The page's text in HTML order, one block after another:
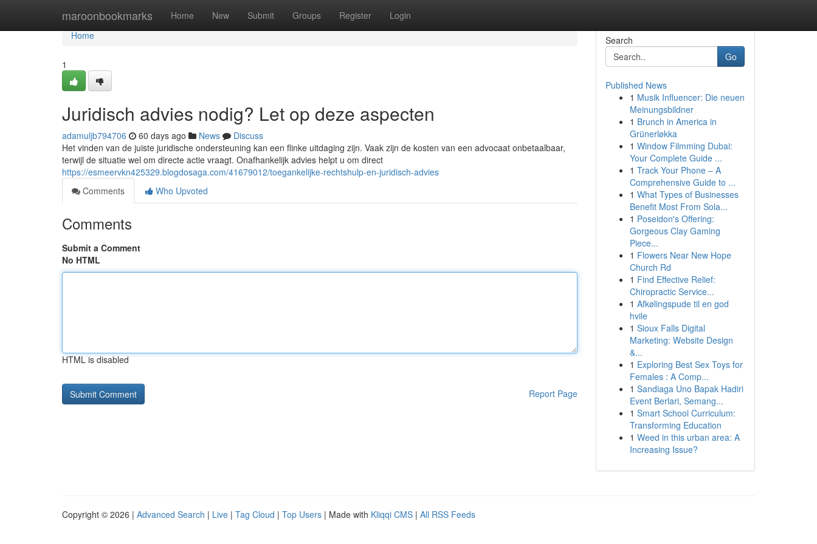
maroonbookmarks Home New Submit Groups Register Login
Home
Home
1
Juridisch advies nodig? Let op deze aspecten
adamuljb794706 60 days ago News
Discuss
Het vinden van de juiste juridische ondersteuning kan een flinke uitdaging zijn. Vaak zijn de kosten van een advocaat onbetaalbaar,
terwijl de situatie wel om directe actie vraagt. Onafhankelijk advies helpt u om direct
https://esmeervkn425329.blogdosaga.com/41679012/toegankelijke-rechtshulp-en-juridisch-advies
Comments
Who Upvoted
Comments
Submit a Comment
No HTML
HTML is disabled
Report Page
Search
Go
Published News
1 Musik Influencer: Die neuen
Meinungsbildner
1 Brunch in America in
Grünerløkka
1 Window Filmming Dubai:
Your Complete Guide ...
1 Track Your Phone – A
Comprehensive Guide to ...
1 What Types of Businesses
Benefit Most From Sola...
1 Poseidon's Offering:
Gorgeous Clay Gaming
Piece...
1 Flowers Near New Hope
Church Rd
1 Find Effective Relief:
Chiropractic Service...
1 Afkølingspude til en god
hvile
1 Sioux Falls Digital
Marketing: Website Design
&...
1 Exploring Best Sex Toys for
Females : A Comp...
1 Sandiaga Uno Bapak Hadiri
Event Berlari, Semang...
1 Smart School Curriculum:
Transforming Education
1 Weed in this urban area: A
Increasing Issue?
Copyright © 2026 | Advanced Search | Live | Tag Cloud | Top Users | Made with Kliqqi CMS | All RSS Feeds